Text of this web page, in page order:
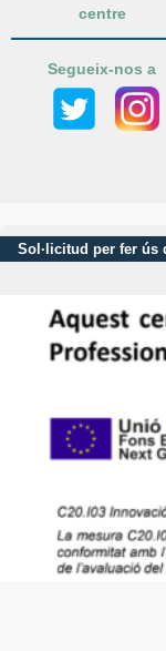
centre
Segueix-nos a
Sol·licitud per fer ús